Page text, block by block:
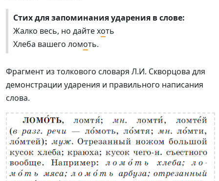
Стих для запоминания ударения в слове:
Жалко весь, но дайте хоть
Хлеба вашего ломоть.
Фрагмент из толкового словаря Л.И. Скворцова для
демонстрации ударения и правильного написания
слова.